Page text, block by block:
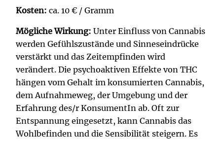
Kosten: ca. 10 € / Gramm
Mögliche Wirkung: Unter Einfluss von Cannabis
werden Gefühlszustände und Sinneseindrücke
verstärkt und das Zeitempfinden wird
verändert. Die psychoaktiven Effekte von THC
hängen vom Gehalt im konsumierten Cannabis,
dem Aufnahmeweg, der Umgebung und der
Erfahrung des/r KonsumentIn ab. Oft zur
Entspannung eingesetzt, kann Cannabis das
Wohlbefinden und die Sensibilität steigern. Es